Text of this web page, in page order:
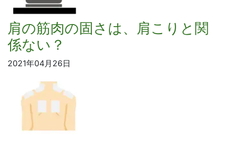
肩の筋肉の固さは、肩こりと関
係ない？
2021年04月26日